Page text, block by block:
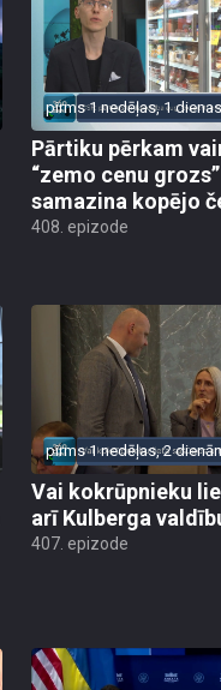
pirms 1 nedēļas, 1 dienas
Pārtiku pērkam
“zemo cenu
samazina kopējo
408. epizode
pirms 1 nedēļas, 2
Vai kokrūpnieku
arī Kulberga
407. epizode